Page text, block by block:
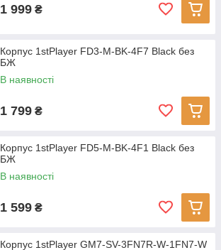
1 999 ₴
Корпус 1stPlayer FD3-M-BK-4F7 Black без
БЖ
В наявності
1 799 ₴
Корпус 1stPlayer FD5-M-BK-4F1 Black без
БЖ
В наявності
1 599 ₴
Корпус 1stPlayer GM7-SV-3FN7R-W-1FN7-W